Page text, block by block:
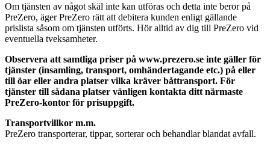
Om tjänsten av något skäl inte kan utföras och detta inte beror på
PreZero, äger PreZero rätt att debitera kunden enligt gällande
prislista såsom om tjänsten utförts. Hör alltid av dig till PreZero vid
eventuella tveksamheter.
Observera att samtliga priser på www.prezero.se inte gäller för
tjänster (insamling, transport, omhändertagande etc.) på eller
till öar eller andra platser vilka kräver båttransport. För
tjänster till sådana platser vänligen kontakta ditt närmaste
PreZero-kontor för prisuppgift.
Transportvillkor m.m.
PreZero transporterar, tippar, sorterar och behandlar blandat avfall.